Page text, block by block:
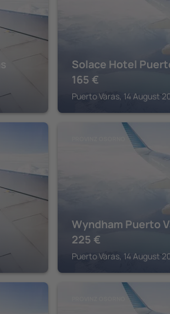
Solace Hotel
165 €
Puerto Varas, 14 August
Wyndham Puerto
225 €
Puerto Varas, 14 August